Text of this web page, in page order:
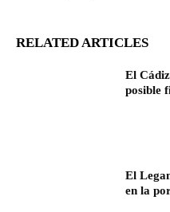
RELATED ARTICLES
El
posible
El
en la